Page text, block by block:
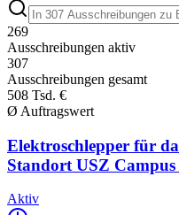
269
Ausschreibungen aktiv
307
Ausschreibungen gesamt
508 Tsd. €
Ø Auftragswert
Elektroschlepper für
Standort USZ
Aktiv